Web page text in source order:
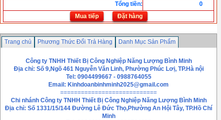
Tổng tiền:
0
Mua tiếp
Đặt hàng
Trang chủ Phương Thức Đổi Trả Hàng
Danh Mục Sản Phẩm
Công ty TNHH Thiết Bị Công Nghiệp Năng Lượng Bình Minh
Địa chỉ: Số 9,Ngõ 461 Nguyễn Văn Linh, Phường Phúc Lơị, TP.Hà nội
Tel: 0904499667 - 0988764055
Email: Kinhdoanbinhminh2025@gmail.com
============================
Chi nhánh Công ty TNHH Thiết Bị Công Nghiệp Năng Lượng Bình Minh
Địa chỉ: Số 1331/15/144 Đường Lê Đức Thọ,Phường An Hội Tây, TP.Hồ Chí
Minh